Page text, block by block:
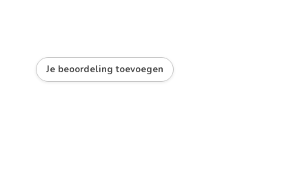
Je beoordeling toevoegen